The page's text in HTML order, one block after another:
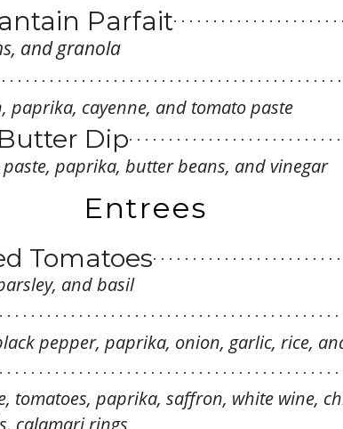
Parfait. . . . . . . . . . . . . . . . . . . .
. . . . . . . . . . . . . . . . . . . .
. . . . . . . . . . . . . . . . . . . . .
. . . . . . . . . . . . . . . . . . . . .
. . . . . . . . . . . . . . . . . . . .
. . . . . . . . . . . . . . . . . . . . .
. . . . . . . . . . . . . . . . . . . . .
. . . . . . . . . . . . . . . . . . . . .
. . . . . . . . . . . . . . . . . . . .
and granola
. . . . . . . . . . . . . . . . . . . . . . . . . . . . . . . . . . . . . . . . .
. . . . . . . . . . . . . . . . . . . . . . . . . . . . . . . . . . . . . . . . . . .
. . . . . . . . . . . . . . . . . . . . . . . . . . . . . . . . . . . . . . . . . . .
. . . . . . . . . . . . . . . . . . . . . . . . . . . . . . . . . . . . . . . . .
. . . . . . . . . . . . . . . . . . . . . . . . . . . . . . . . . . . . . . . . . .
. . . . . . . . . . . . . . . . . . . . . . . . . . . . . . . . . . . . . . . . . .
. . . . . . . . . . . . . . . . . . . . . . . . . . . . . . . . . . . . . . . . . . .
. . . . . . . . . . . . . . . . . . . . . . . . . . . . . . . . . . . . . . . . . . .
. . . . . . . . . . . . . . . . . . . . . . . . . . . . . . . . . .
paprika, cayenne, and tomato paste
Dip. . . . . . . . . . . . . . . . . . . . . . . . . .
. . . . . . . . . . . . . . . . . . . . . . . . . . .
. . . . . . . . . . . . . . . . . . . . . . . . . . .
. . . . . . . . . . . . . . . . . . . . . . . . . . .
. . . . . . . . . . . . . . . . . . . . . . . . . .
. . . . . . . . . . . . . . . . . . . . . . . . . . .
. . . . . . . . . . . . . . . . . . . . . . . . . . .
. . . . . . . . . . . . . . . . . . . . . . . . .
. . . . . . . . . . . . . . . . . . . . . . . . . .
. . . . . . . . . . . . . . . . . . . . . . . . . . .
. . . . . . . . . . . . . . . . . . . . . . . . . . .
. . . . . . . . . . . . . . . . . . . . . . . . . .
. . . . . . . . . . . . . . . . . . . . . . . . . . .
paprika, butter beans, and vinegar
Entrees
Tomatoes. . . . . . . . . . . . . . . . . . . . . . .
. . . . . . . . . . . . . . . . . . . . . . .
. . . . . . . . . . . . . . . . . . . . . . . .
. . . . . . . . . . . . . . . . . . . . . . . .
. . . . . . . . . . . . . . . . . . . . . . .
. . . . . . . . . . . . . . . . . . . . . . .
. . . . . . . . . . . . . . . . . . . . . . .
and basil
. . . . . . . . . . . . . . . . . . . . . . . . . . . . . . . . . . . . . . . . .
. . . . . . . . . . . . . . . . . . . . . . . . . . . . . . . . . . . . . . . . . .
. . . . . . . . . . . . . . . . . . . . . . . . . . . . . . . . . . . . . . . . . . .
. . . . . . . . . . . . . . . . . . . . . . . . . . . . . . . . . . . . . . . . .
. . . . . . . . . . . . . . . . . . . . . . . . . . . . . . . . . . . . . . . . .
. . . . . . . . . . . . . . . . . . . . . . . . . . . . . . . . . . . . . . . . .
. . . . . . . . . . . . . . . . . . . . . . . . . . . . . . . . . . . . . . . . . .
pepper, paprika, onion, garlic, rice,
. . . . . . . . . . . . . . . . . . . . . . . . . . . . . . . . . . . . . . . . .
. . . . . . . . . . . . . . . . . . . . . . . . . . . . . . . . . . . . . . . .
. . . . . . . . . . . . . . . . . . . . . . . . . . . . . . . . . . . . . . . . .
tomatoes, paprika, saffron, white wine,